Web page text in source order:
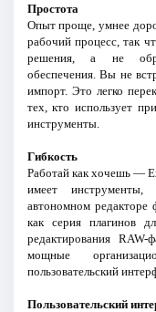
Простота
Опыт проще, умнее
рабочий процесс, так
решения, а не
обеспечения. Вы не
импорт. Это легко
тех, кто использует
инструменты.
Гибкость
Работай как хочешь —
имеет
автономном редакторе
как серия плагинов
редактирования
мощные
пользовательский
Пользовательский